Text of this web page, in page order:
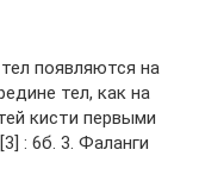
появляются на
тел, как на
кисти первыми
: 6б. 3. Фаланги